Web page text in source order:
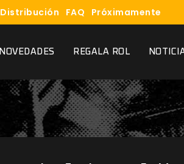
Distribución FAQ Próximamente
NOVEDADES REGALA ROL